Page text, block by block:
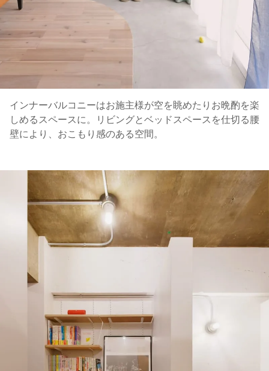
インナーバルコニーはお施主様が空を眺めたりお晩酌を楽
しめるスペースに。リビングとベッドスペースを仕切る腰
壁により、おこもり感のある空間。